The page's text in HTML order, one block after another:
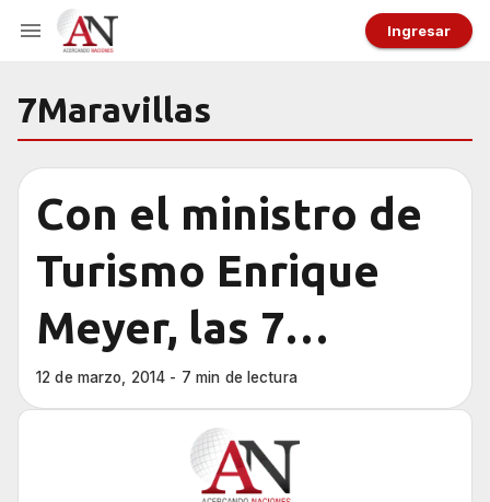
Ingresar
7Maravillas
Con el ministro de
Turismo Enrique
Meyer, las 7
Maravillas
Naturales del
12 de marzo, 2014 - 7 min de lectura